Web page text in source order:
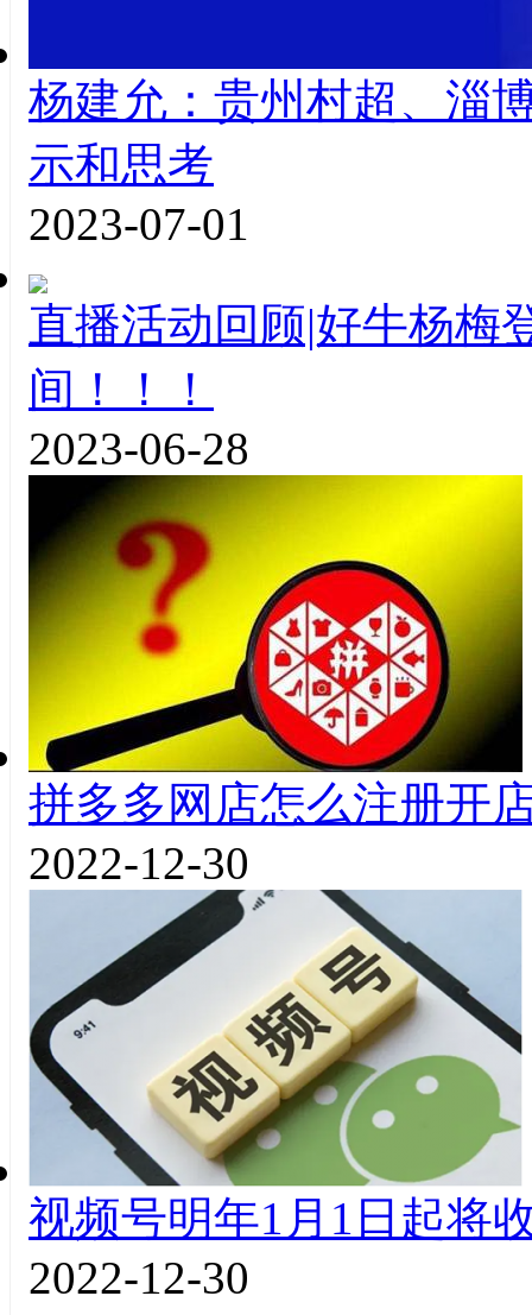
杨建允：贵州村超、淄
示和思考
2023-07-01
直播活动回顾|好牛杨梅
间！！！
2023-06-28
拼多多网店怎么注册开
2022-12-30
视频号明年1月1日起将
2022-12-30